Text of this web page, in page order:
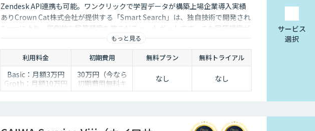
Zendesk API連携も可能。ワンクリックで学習データが構築上場企業導入実績
ありCrown Cat株式会社が提供する「Smart Search」は、独自技術で開発され
たragにより、圧倒的な回答精度を誇るAIチャットボットです。また回答精度が
悪い時は管理画面から簡単にご自身でチューニングができる、簡単でかつ高精
度な特徴があります。
もっと見る
利用料金 初期費用 無料プラン 無料トライアル
Basic：月額3万円
Groth：月額10万円
Enterprise：月額20
額 ３０日間限定
30万円（今なら
初期費用無料キ
ャンペーン中）
なし なし
サービス
選択